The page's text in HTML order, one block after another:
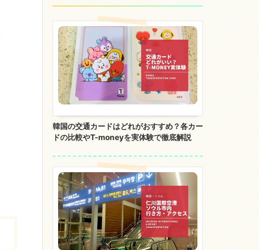
韓国の交通カードはどれがおすすめ？各カー
ドの比較やT-moneyを実体験で徹底解説